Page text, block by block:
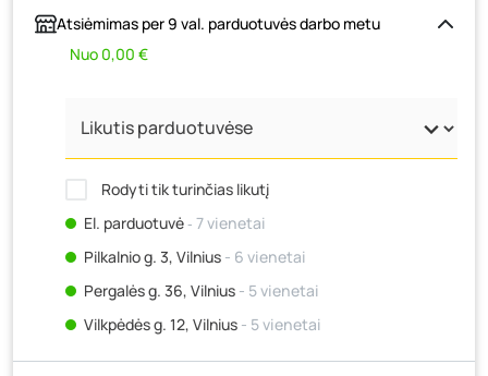
Atsiėmimas per 9 val. parduotuvės darbo metu
Nuo 0,00 €
Rodyti tik turinčias likutį
El. parduotuvė‐ 7 vienetai
Pilkalnio g. 3, Vilnius - 6 vienetai
Pergalės g. 36, Vilnius - 5 vienetai
Vilkpėdės g. 12, Vilnius - 5 vienetai
Ateities g. 15, Vilnius- 5 vienetai